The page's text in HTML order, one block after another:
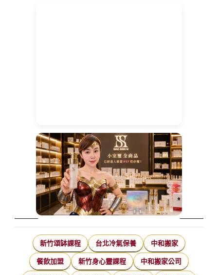
新竹頌缽課程 台北冷氣保養 中和搬家
餐飲加盟 新竹身心靈課程 中和搬家公司